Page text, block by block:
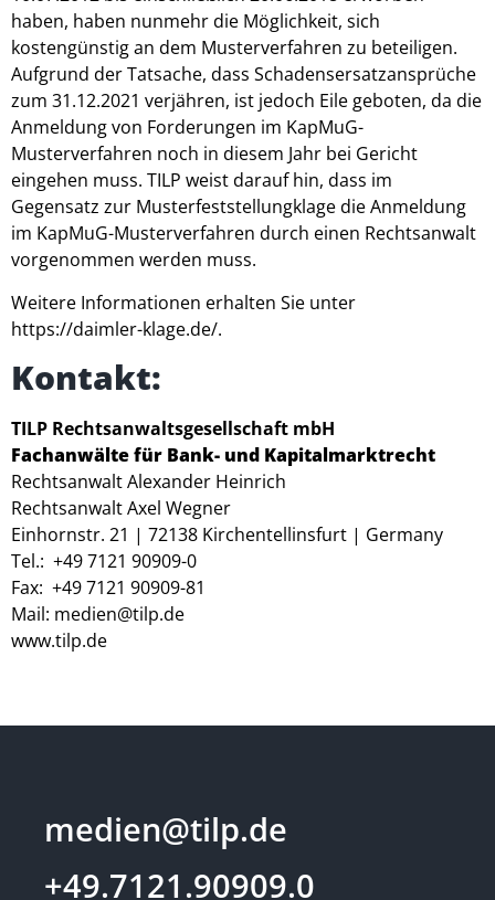
haben, haben nunmehr die Möglichkeit, sich
kostengünstig an dem Musterverfahren zu beteiligen.
Aufgrund der Tatsache, dass Schadensersatzansprüche
zum 31.12.2021 verjähren, ist jedoch Eile geboten, da die
Anmeldung von Forderungen im KapMuG-
Musterverfahren noch in diesem Jahr bei Gericht
eingehen muss. TILP weist darauf hin, dass im
Gegensatz zur Musterfeststellungklage die Anmeldung
im KapMuG-Musterverfahren durch einen Rechtsanwalt
vorgenommen werden muss.
Weitere Informationen erhalten Sie unter
https://daimler-klage.de/.
Kontakt:
TILP Rechtsanwaltsgesellschaft mbH
Fachanwälte für Bank- und Kapitalmarktrecht
Rechtsanwalt Alexander Heinrich
Rechtsanwalt Axel Wegner
Einhornstr. 21 | 72138 Kirchentellinsfurt | Germany
Tel.: +49 7121 90909-0
Fax: +49 7121 90909-81
Mail: medien@tilp.de
www.tilp.de
medien@tilp.de
+49.7121.90909.0